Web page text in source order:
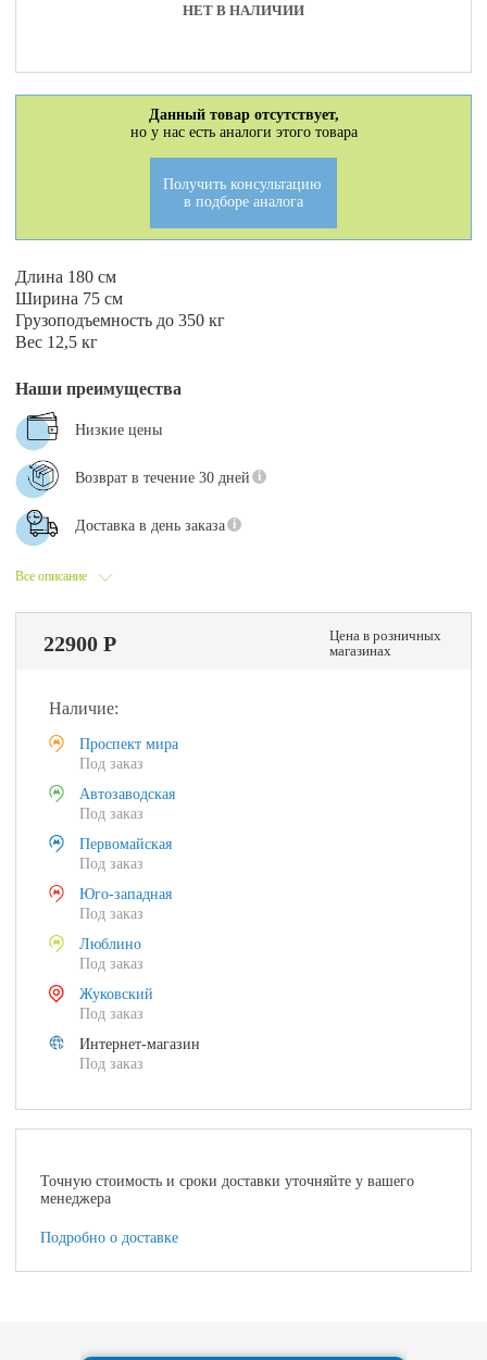
НЕТ В НАЛИЧИИ
Данный товар отсутствует,
но у нас есть аналоги этого товара
Получить консультацию
в подборе аналога
Длина 180 см
Ширина 75 см
Грузоподъемность до 350 кг
Вес 12,5 кг
Все описание
Наши преимущества
Низкие цены
Возврат в течение 30 дней
Доставка в день заказа
22900 Р
Цена в розничных
магазинах
Наличие:
Проспект мира
Под заказ
Автозаводская
Под заказ
Первомайская
Под заказ
Юго-западная
Под заказ
Люблино
Под заказ
Жуковский
Под заказ
Интернет-магазин
Под заказ
Точную стоимость и сроки доставки уточняйте у вашего
менеджера
Подробно о доставке